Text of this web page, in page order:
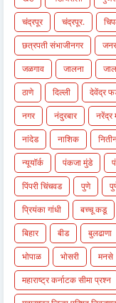
चंद्रपूर
चंद्रपूर.
छत्रपती संभाजीनगर
जळगाव
जालना
ठाणे
दिल्ली देवेंद्र
नगर
नंदुरबार नरेंद्र
नांदेड
नाशिक
न्यूयॉर्क
पंकजा मुंडे
पिंपरी चिंचवड
पुणे
प्रियंका गांधी
बच्चू कडू
बिहार
बीड बुलढाणा
भोपाळ
भोसरी मनसे
महाराष्ट्र कर्नाटक सीमा प्रश्न